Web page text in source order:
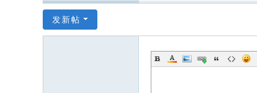
发新帖